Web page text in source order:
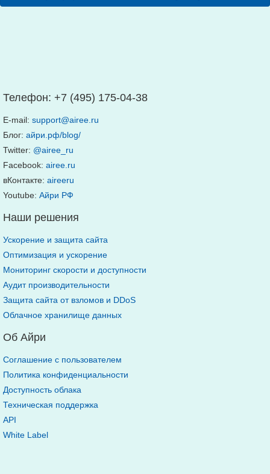
Телефон: +7 (495) 175-04-38
E-mail: support@airee.ru
Блог: айри.рф/blog/
Twitter: @airee_ru
Facebook: airee.ru
вКонтакте: aireeru
Youtube: Айри РФ
Наши решения
Ускорение и защита сайта
Оптимизация и ускорение
Мониторинг скорости и доступности
Аудит производительности
Защита сайта от взломов и DDoS
Облачное хранилище данных
Об Айри
Соглашение с пользователем
Политика конфиденциальности
Доступность облака
Техническая поддержка
API
White Label